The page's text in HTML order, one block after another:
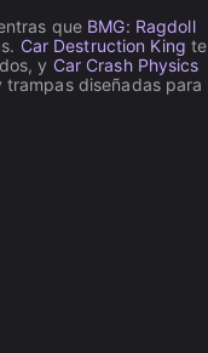
que BMG: Ragdoll
Car Destruction King te
y Car Crash Physics
diseñadas para